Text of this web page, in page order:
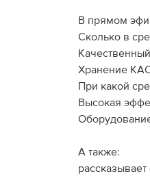
В прямом
Сколько в
Хранение
При какой
Высокая
А также: